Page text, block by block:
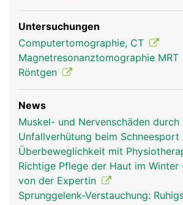
Untersuchungen
Computertomographie, CT
Magnetresonanztomographie MRT
Röntgen
News
Muskel- und Nervenschäden durch
Unfallverhütung beim Schneesport
Überbeweglichkeit mit
Richtige Pflege der Haut im Winter
von der Expertin
Sprunggelenk-Verstauchung: